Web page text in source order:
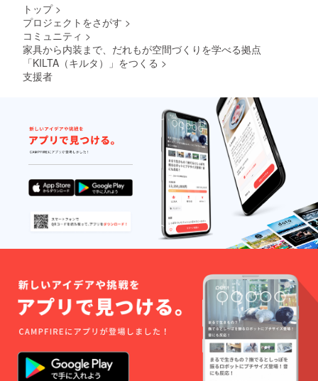
イント
or漆喰
紙）／
家具ヅ
クリ ＊
チケッ
トをDIT
認定講
座の受
講に利
用する
場合は
受講料
金より
5000円
引き。
や鉄材
などは
KILTAで
お渡
し。
KILTAに
あるも
の限定
となり
トップ >
プロジェクトをさがす >
コミュニティ >
家具から内装まで、だれもが空間づくりを学べる拠点
「KILTA（キルタ）」をつくる >
支援者